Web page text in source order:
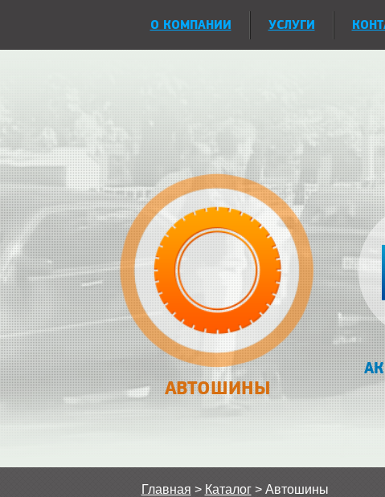
О КОМПАНИИ УСЛУГИ
АВТОШИНЫ
Главная > Каталог> Автошины